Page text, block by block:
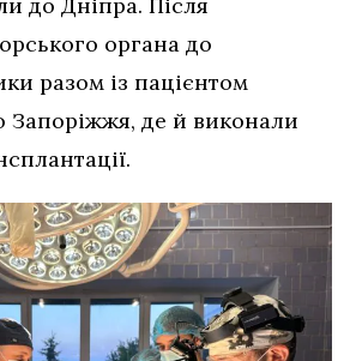
органа до
разом із пацієнтом
Запоріжжя, де й виконали